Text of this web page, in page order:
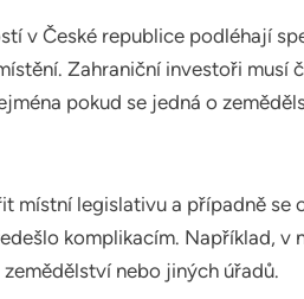
v České republice podléhají
Zahraniční investoři musí
pokud se jedná o
místní legislativu a případně se
komplikacím. Například,
nebo jiných úřadů.